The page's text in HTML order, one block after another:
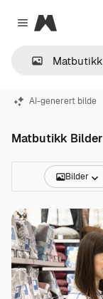
Close menu
Magnific
AI-generert bilde
Matbutikk Bilder
Bilder